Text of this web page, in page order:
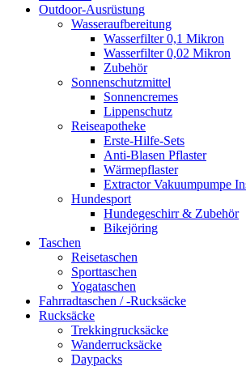
Outdoor-Ausrüstung
Wasseraufbereitung
Wasserfilter 0,1 Mikron
Wasserfilter 0,02 Mikron
Zubehör
Sonnenschutzmittel
Sonnencremes
Lippenschutz
Reiseapotheke
Erste-Hilfe-Sets
Anti-Blasen Pflaster
Wärmepflaster
Extractor Vakuumpumpe
Hundesport
Hundegeschirr & Zubehör
Bikejöring
Taschen
Reisetaschen
Sporttaschen
Yogataschen
Fahrradtaschen / -Rucksäcke
Rucksäcke
Trekkingrucksäcke
Wanderrucksäcke
Daypacks